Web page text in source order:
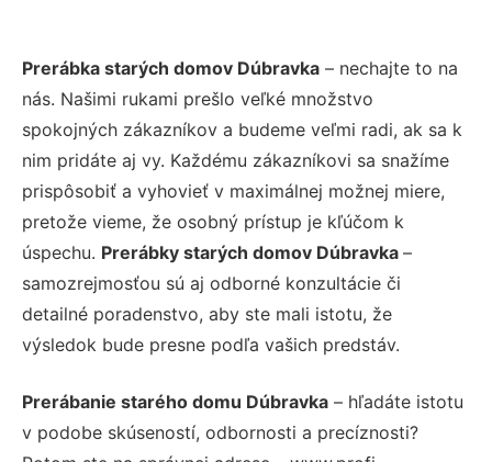
Prerábka starých domov Dúbravka – nechajte to na
nás. Našimi rukami prešlo veľké množstvo
spokojných zákazníkov a budeme veľmi radi, ak sa k
nim pridáte aj vy. Každému zákazníkovi sa snažíme
prispôsobiť a vyhovieť v maximálnej možnej miere,
pretože vieme, že osobný prístup je kľúčom k
úspechu. Prerábky starých domov Dúbravka –
samozrejmosťou sú aj odborné konzultácie či
detailné poradenstvo, aby ste mali istotu, že
výsledok bude presne podľa vašich predstáv.
Prerábanie starého domu Dúbravka – hľadáte istotu
v podobe skúseností, odbornosti a precíznosti?